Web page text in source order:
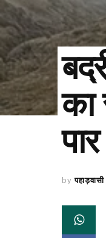
का
पार
by पहाड़वासी